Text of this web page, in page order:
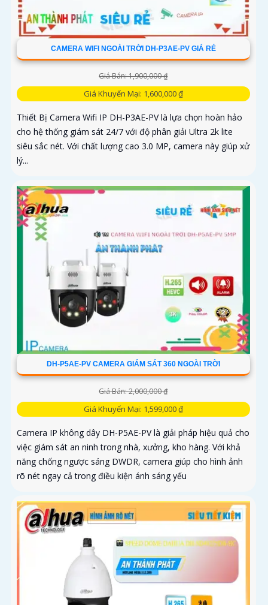
CAMERA WIFI NGOÀI TRỜI DH-P3AE-PV GIÁ RẺ
Giá Bán: 1,900,000 ₫
Giá Khuyến Mại: 1,600,000 ₫
Thiết Bị Camera Wifi IP DH-P3AE-PV là lựa chọn hoàn hảo
cho hệ thống giám sát 24/7 với độ phân giải Ultra 2k lite
siêu sắc nét. Với chất lượng cao 3.0 MP, camera này giúp xử
lý...
DH-P5AE-PV CAMERA GIÁM SÁT 360 NGOÀI TRỜI
Giá Bán: 2,000,000 ₫
Giá Khuyến Mại: 1,599,000 ₫
Camera IP không dây DH-P5AE-PV là giải pháp hiệu quả cho
việc giám sát an ninh trong nhà, xưởng, kho hàng. Với khả
năng chống ngược sáng DWDR, camera giúp cho hình ảnh
rõ nét ngay cả trong điều kiện ánh sáng yếu